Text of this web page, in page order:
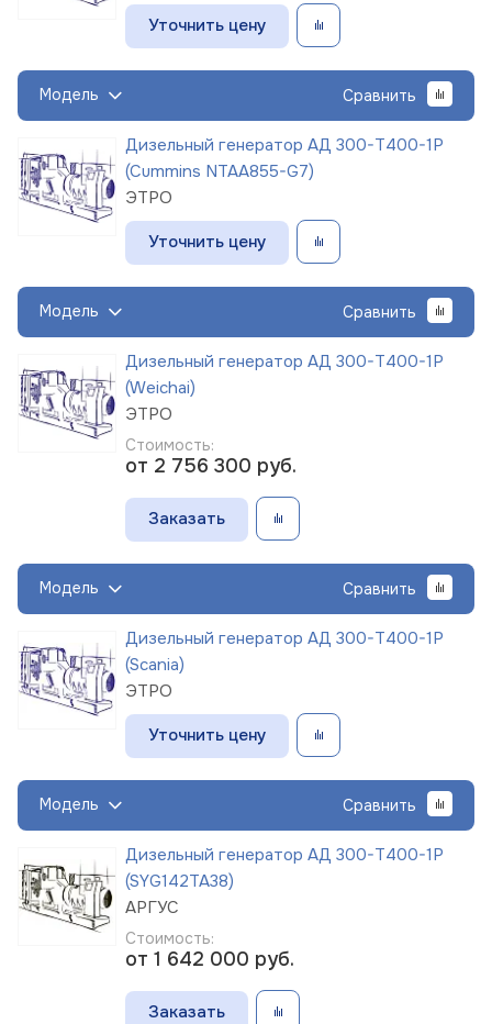
Уточнить цену
Модель Сравнить
Дизельный генератор АД 300-Т400-1Р
(Cummins NTAA855-G7)
ЭТРО
Уточнить цену
Модель Сравнить
Дизельный генератор АД 300-Т400-1Р
(Weichai)
ЭТРО
Стоимость:
от 2 756 300 руб.
Заказать
Модель Сравнить
Дизельный генератор АД 300-Т400-1Р
(Scania)
ЭТРО
Уточнить цену
Модель Сравнить
Дизельный генератор АД 300-Т400-1Р
(SYG142TA38)
АРГУС
Стоимость:
от 1 642 000 руб.
Заказать